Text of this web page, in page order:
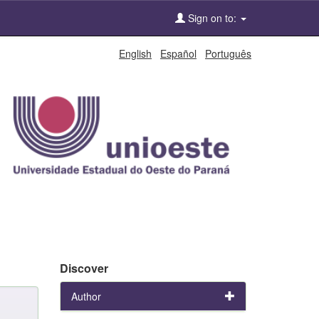
Sign on to:
English Español Português
Discover
Author